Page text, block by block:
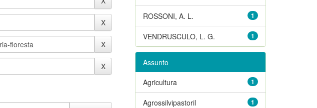
1
ROSSONI, A. L.
1
VENDRUSCULO, L. G.
Assunto
1
Agricultura
1
Agrossilvipastoril